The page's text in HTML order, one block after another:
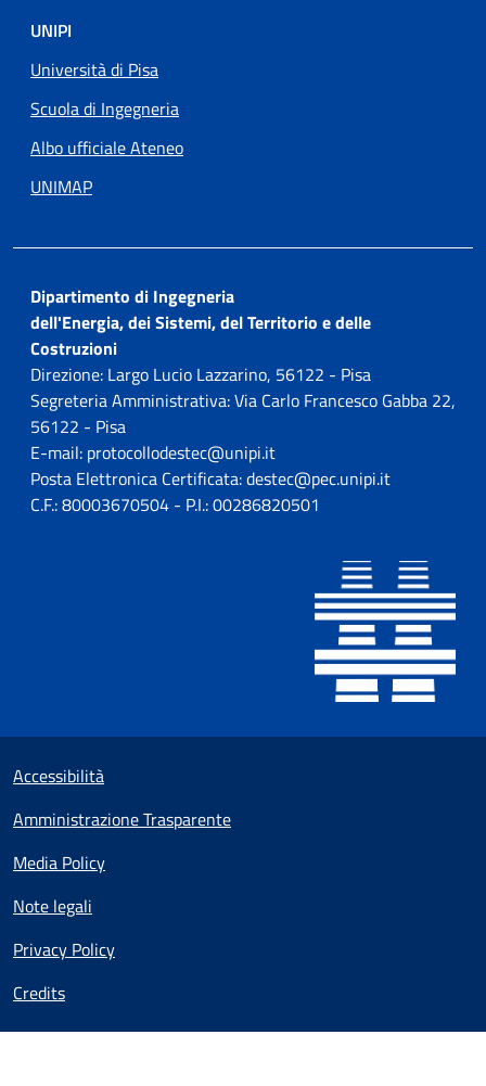
UNIPI
Università di Pisa
Scuola di Ingegneria
Albo ufficiale Ateneo
UNIMAP
Dipartimento di Ingegneria
dell'Energia, dei Sistemi, del Territorio e delle
Costruzioni
Direzione: Largo Lucio Lazzarino, 56122 - Pisa
Segreteria Amministrativa: Via Carlo Francesco Gabba 22,
56122 - Pisa
E-mail: protocollodestec@unipi.it
Posta Elettronica Certificata: destec@pec.unipi.it
C.F.: 80003670504 - P.I.: 00286820501
Small prints
Sezione Link utili
Accessibilità
Amministrazione Trasparente
Media Policy
Note legali
Privacy Policy
Credits